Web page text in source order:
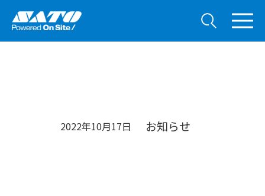
2022年10月17日 お知らせ